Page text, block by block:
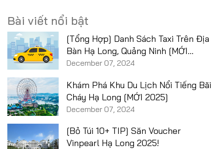
Bài viết nổi bật
[Tổng Hợp] Danh Sách Taxi Trên Địa
Bàn Hạ Long, Quảng Ninh [MỚI
2025]
December 07, 2024
Khám Phá Khu Du Lịch Nổi Tiếng Bãi
Cháy Hạ Long [MỚI 2025]
December 07, 2024
[Bỏ Túi 10+ TIP] Săn Voucher
Vinpearl Hạ Long 2025!